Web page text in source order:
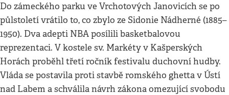
Do zámeckého parku ve Vrchotových Janovicích se po
půlstoletí vrátilo to, co zbylo ze Sidonie Nádherné (1885–
1950). Dva adepti NBA posílili basketbalovou
reprezentaci. V kostele sv. Markéty v Kašperských
Horách proběhl třetí ročník festivalu duchovní hudby.
Vláda se postavila proti stavbě romského ghetta v Ústí
nad Labem a schválila návrh zákona omezující svobodu